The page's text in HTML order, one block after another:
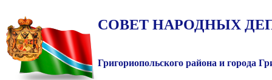
СОВЕТ НАРОДНЫХ
Григориопольского района и города